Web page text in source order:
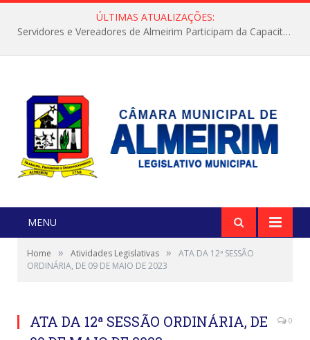
ÚLTIMAS ATUALIZAÇÕES:
Servidores e Vereadores de Almeirim Participam da Capacitação “Orientar é a Nossa Missão”
MENU
Home » Atividades Legislativas »
ATA DA 12ª SESSÃO
ORDINÁRIA, DE 09 DE MAIO DE 2023
ATA DA 12ª SESSÃO ORDINÁRIA, DE
0